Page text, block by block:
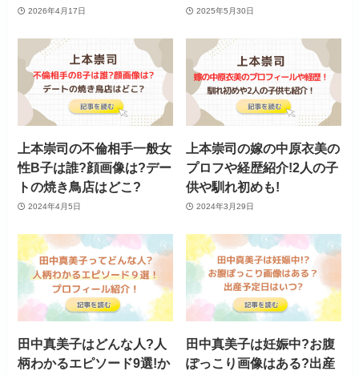
2026年4月17日 2025年5月30日
上本崇司の不倫相手一般女
性B子は誰?顔画像は?デー
トの焼き鳥店はどこ?
2024年4月5日
上本崇司の嫁の中原衣美の
プロフや経歴紹介!2人の子
供や馴れ初めも!
2024年3月29日
田中真美子はどんな人?人
柄わかるエピソード9選!か
田中真美子は妊娠中?お腹
ぽっこり画像はある?出産